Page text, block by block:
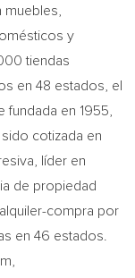
y
tiendas
en 48 estados, el
fundada en 1955,
cotizada en
líder en
de propiedad
compra por
en 46 estados.